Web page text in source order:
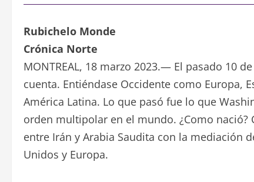
Rubichelo Monde
Crónica Norte
MONTREAL, 18 marzo 2023.— El pasado 10
cuenta. Entiéndase Occidente como Europa,
América Latina. Lo que pasó fue lo que
orden multipolar en el mundo. ¿Como
entre Irán y Arabia Saudita con la mediación
Unidos y Europa.